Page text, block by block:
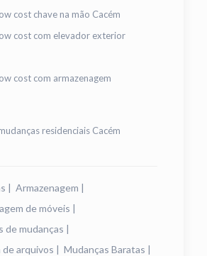
cost chave na mão Cacém
cost com elevador exterior
cost com armazenagem
| Armazenagem |
de móveis |
de mudanças |
de arquivos | Mudanças Baratas |